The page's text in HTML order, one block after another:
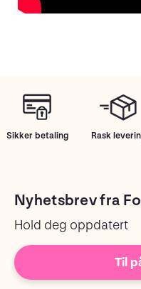
Sikker betaling Rask
Nyhetsbrev fra
Hold deg oppdatert
Til